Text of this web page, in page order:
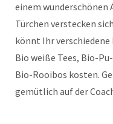
einem wunderschönen
Türchen verstecken
könnt Ihr
Bio weiße Tees, Bio-
Bio-Rooibos kosten.
gemütlich auf der